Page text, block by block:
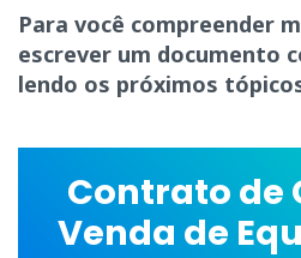
Para você compreender
escrever um documento
lendo os próximos
Contrato de
Venda de